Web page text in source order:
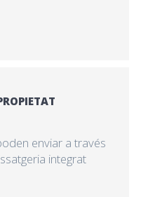
enviar a través
integrat